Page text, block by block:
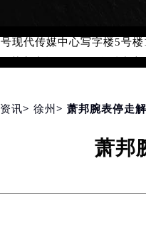
（新街口）南京中心写字楼
现代传媒中心写字楼5号
苏宁广场IFC国际金融中
耀天地写字楼1号楼18层
置地商务中心东塔写字
华润大厦写字楼A座5层
讯> 徐州 > 萧邦腕表停走
萧邦